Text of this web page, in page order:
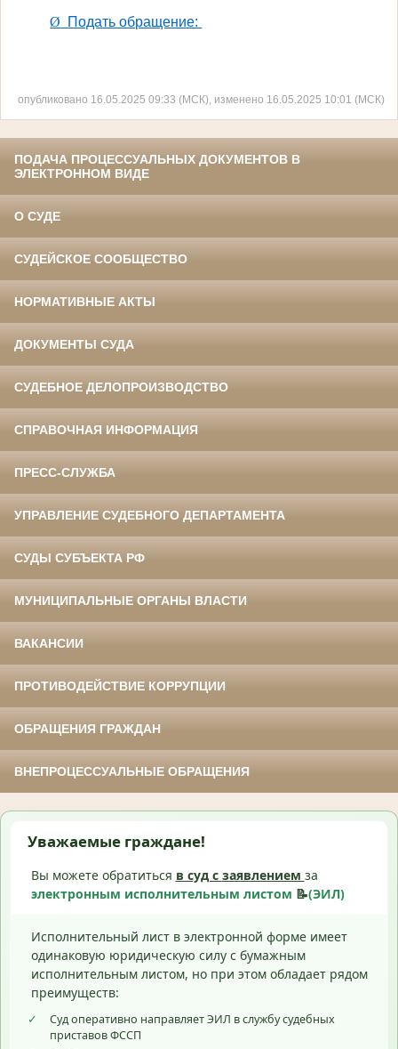
Ø Подать обращение:
опубликовано 16.05.2025 09:33 (МСК), изменено 16.05.2025 10:01 (МСК)
ПОДАЧА ПРОЦЕССУАЛЬНЫХ ДОКУМЕНТОВ В
ЭЛЕКТРОННОМ ВИДЕ
О СУДЕ
СУДЕЙСКОЕ СООБЩЕСТВО
НОРМАТИВНЫЕ АКТЫ
ДОКУМЕНТЫ СУДА
СУДЕБНОЕ ДЕЛОПРОИЗВОДСТВО
СПРАВОЧНАЯ ИНФОРМАЦИЯ
ПРЕСС-СЛУЖБА
УПРАВЛЕНИЕ СУДЕБНОГО ДЕПАРТАМЕНТА
СУДЫ СУБЪЕКТА РФ
МУНИЦИПАЛЬНЫЕ ОРГАНЫ ВЛАСТИ
ВАКАНСИИ
ПРОТИВОДЕЙСТВИЕ КОРРУПЦИИ
ОБРАЩЕНИЯ ГРАЖДАН
ВНЕПРОЦЕССУАЛЬНЫЕ ОБРАЩЕНИЯ
Уважаемые граждане!
Вы можете обратиться в суд с заявлением за
электронным исполнительным листом 📝(ЭИЛ)
Исполнительный лист в электронной форме имеет
одинаковую юридическую силу с бумажным
исполнительным листом, но при этом обладает рядом
преимуществ:
✓
Суд оперативно направляет ЭИЛ в службу судебных
приставов ФССП